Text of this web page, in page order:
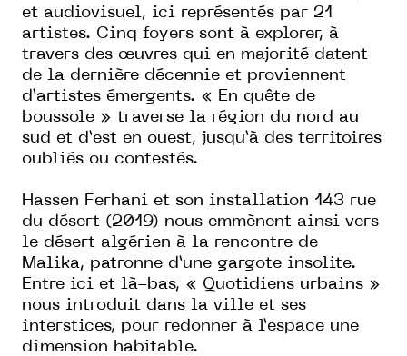
et audiovisuel, ici représentés par 21
artistes. Cinq foyers sont à explorer, à
travers des œuvres qui en majorité datent
de la dernière décennie et proviennent
d’artistes émergents. « En quête de
boussole » traverse la région du nord au
sud et d’est en ouest, jusqu’à des territoires
oubliés ou contestés.
Hassen Ferhani et son installation 143 rue
du désert (2019) nous emmènent ainsi vers
le désert algérien à la rencontre de
Malika, patronne d’une gargote insolite.
Entre ici et là-bas, « Quotidiens urbains »
nous introduit dans la ville et ses
interstices, pour redonner à l’espace une
dimension habitable.